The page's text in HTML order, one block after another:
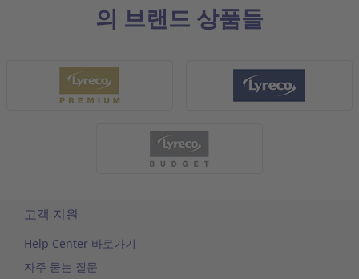
의 브랜드 상품들
고객 지원
Help Center 바로가기
자주 묻는 질문